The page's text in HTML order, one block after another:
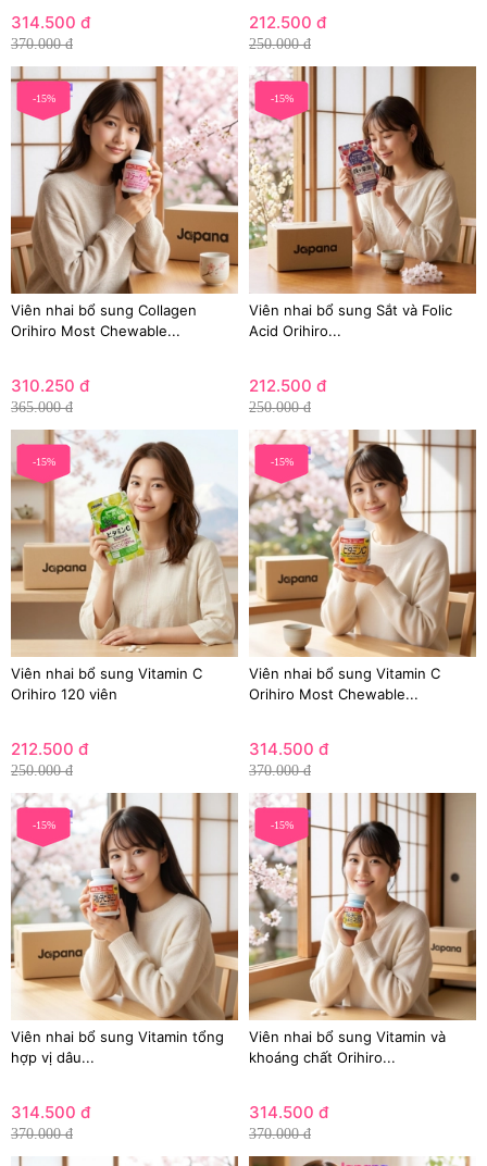
314.500 đ
370.000 đ
212.500 đ
250.000 đ
-15%
Viên nhai bổ sung Collagen
Orihiro Most Chewable...
310.250 đ
365.000 đ
-15%
Viên nhai bổ sung Sắt và Folic
Acid Orihiro...
212.500 đ
250.000 đ
-15%
Viên nhai bổ sung Vitamin C
Orihiro 120 viên
212.500 đ
250.000 đ
-15%
Viên nhai bổ sung Vitamin C
Orihiro Most Chewable...
314.500 đ
370.000 đ
-15%
Viên nhai bổ sung Vitamin tổng
hợp vị dâu...
314.500 đ
370.000 đ
-15%
Viên nhai bổ sung Vitamin và
khoáng chất Orihiro...
314.500 đ
370.000 đ